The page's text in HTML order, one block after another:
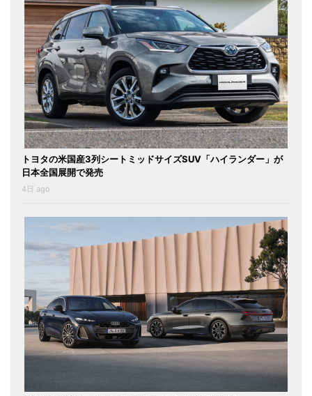
トヨタの米国産3列シートミッドサイズSUV「ハイランダー」が
日本全国展開で発売
4日 ago